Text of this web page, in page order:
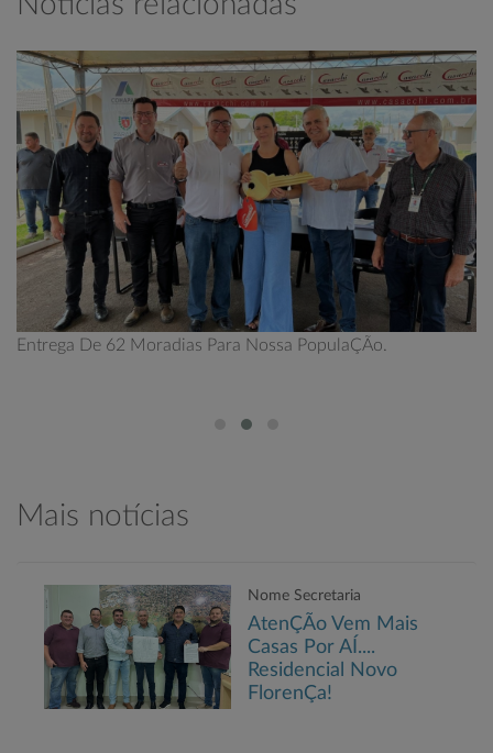
Entrega De 62 Moradias Para Nossa PopulaÇÃo.
Mais notícias
Nome Secretaria
AtenÇÃo Vem Mais
Casas Por AÍ....
Residencial Novo
FlorenÇa!